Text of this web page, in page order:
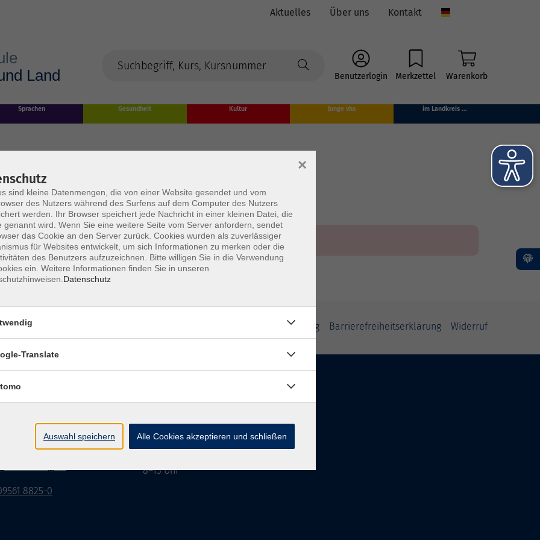
Aktuelles Über uns Kontakt
Benutzerlogin Merkzettel Warenkorb
Sprachen Gesundheit Kultur Junge vhs im Landkreis ...
AGB/Widerrufsbelehrung Barrierefreiheitserklärung Widerruf
15
8825-0
Montag bis Donnerstag:
8–13 Uhr und 13:30–17 Uhr
8–13 Uhr
sind kleine Datenmengen, die von einer Website gesendet und vom
des Nutzers während des Surfens auf dem Computer des Nutzers
werden. Ihr Browser speichert jede Nachricht in einer kleinen Datei, die
genannt wird. Wenn Sie eine weitere Seite vom Server anfordern, sendet
das Cookie an den Server zurück. Cookies wurden als zuverlässiger
für Websites entwickelt, um sich Informationen zu merken oder die
des Benutzers aufzuzeichnen. Bitte willigen Sie in die Verwendung
ein. Weitere Informationen finden Sie in unseren
Datenschutz
×
Translate
Auswahl speichern Alle Cookies akzeptieren und schließen